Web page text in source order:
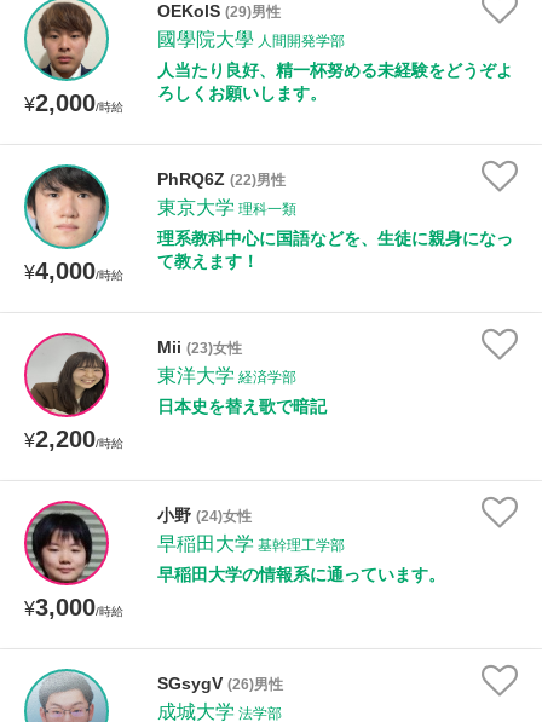
¥2,000/時給
OEKolS (29)男性
國學院大學 人間開発学部
人当たり良好、精一杯努める未経験をどうぞよ
ろしくお願いします。
¥4,000/時給
PhRQ6Z (22)男性
東京大学 理科一類
理系教科中心に国語などを、生徒に親身になっ
て教えます！
¥2,200/時給
Mii (23)女性
東洋大学 経済学部
日本史を替え歌で暗記
¥3,000/時給
小野 (24)女性
早稲田大学 基幹理工学部
早稲田大学の情報系に通っています。
SGsygV (26)男性
成城大学 法学部